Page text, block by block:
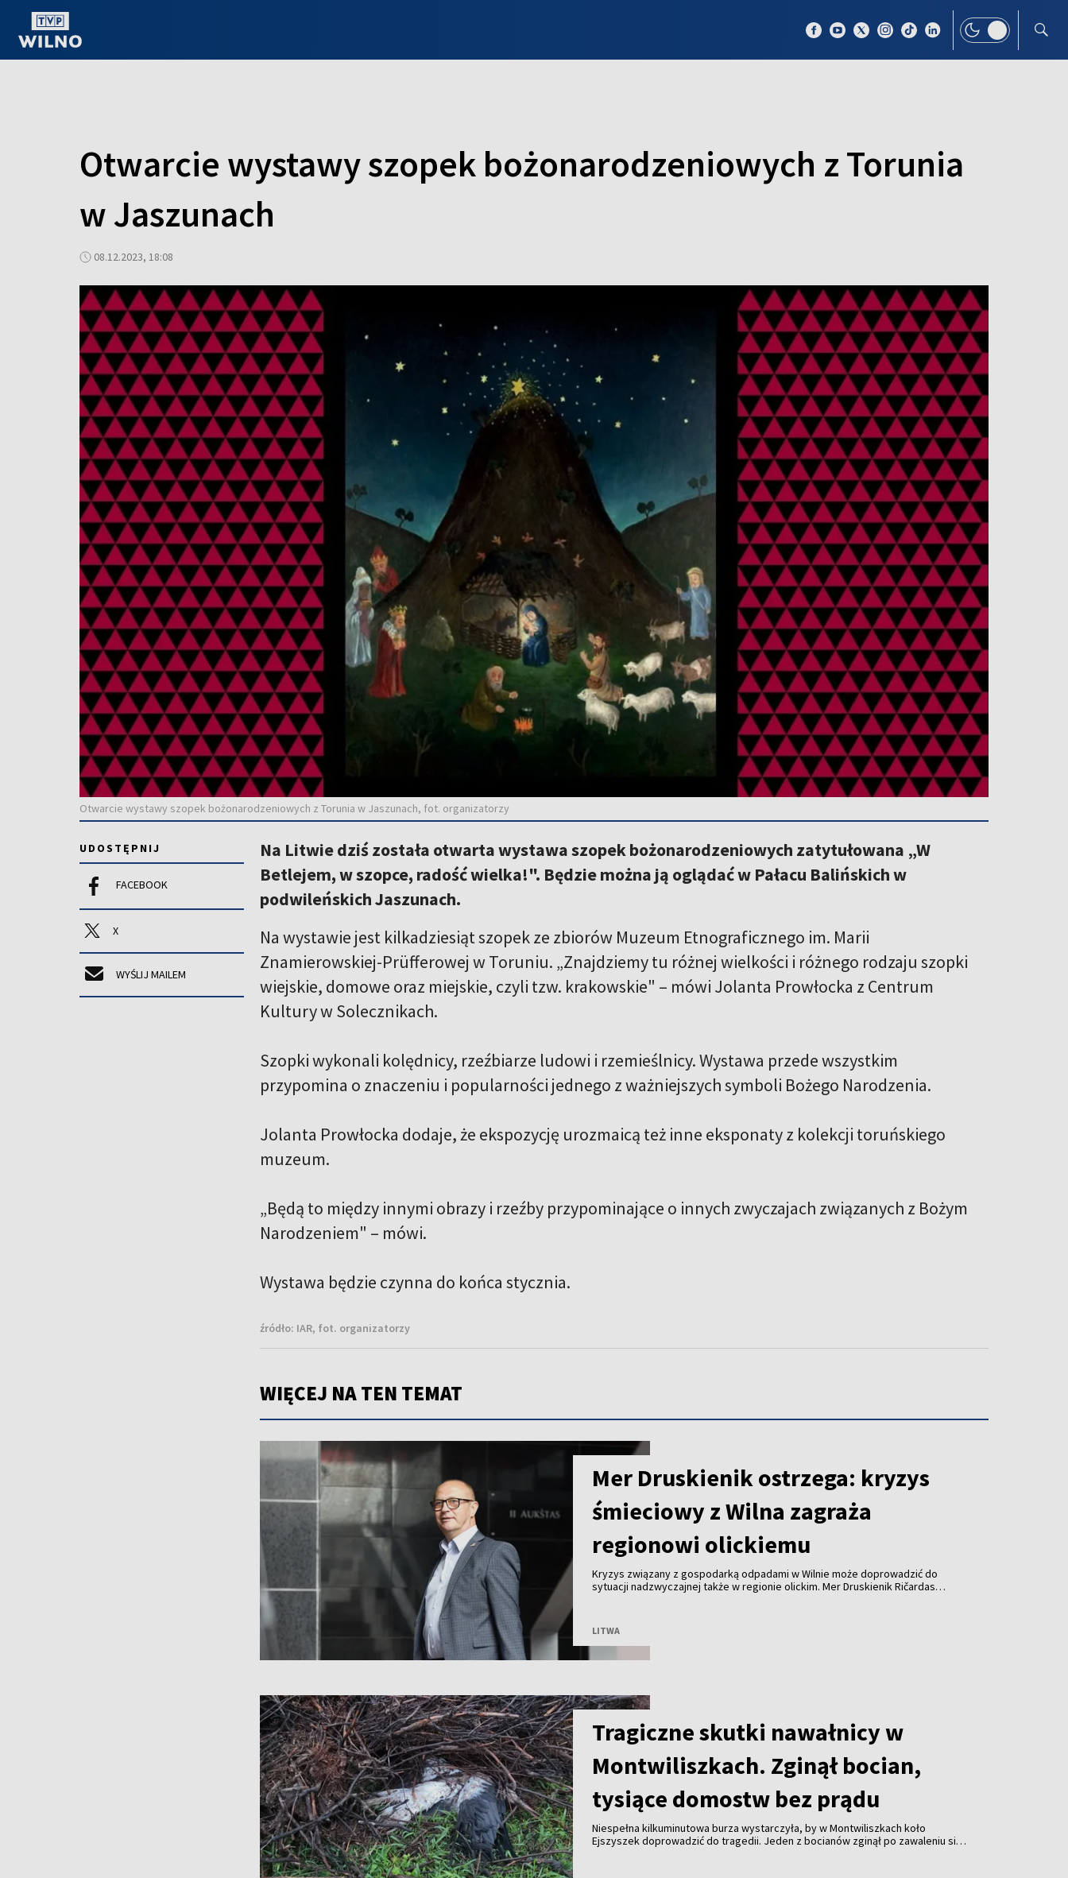
Otwarcie wystawy szopek bożonarodzeniowych z Torunia
w Jaszunach
08.12.2023, 18:08
Otwarcie wystawy szopek bożonarodzeniowych z Torunia w Jaszunach, fot. organizatorzy
UDOSTĘPNIJ
FACEBOOK
X
WYŚLIJ MAILEM
Na Litwie dziś została otwarta wystawa szopek bożonarodzeniowych zatytułowana „W
Betlejem, w szopce, radość wielka!". Będzie można ją oglądać w Pałacu Balińskich w
podwileńskich Jaszunach.
Na wystawie jest kilkadziesiąt szopek ze zbiorów Muzeum Etnograficznego im. Marii
Znamierowskiej-Prüfferowej w Toruniu. „Znajdziemy tu różnej wielkości i różnego rodzaju szopki
wiejskie, domowe oraz miejskie, czyli tzw. krakowskie" – mówi Jolanta Prowłocka z Centrum
Kultury w Solecznikach.
Szopki wykonali kolędnicy, rzeźbiarze ludowi i rzemieślnicy. Wystawa przede wszystkim
przypomina o znaczeniu i popularności jednego z ważniejszych symboli Bożego Narodzenia.
Jolanta Prowłocka dodaje, że ekspozycję urozmaicą też inne eksponaty z kolekcji toruńskiego
muzeum.
„Będą to między innymi obrazy i rzeźby przypominające o innych zwyczajach związanych z Bożym
Narodzeniem" – mówi.
Wystawa będzie czynna do końca stycznia.
źródło: IAR, fot. organizatorzy
WIĘCEJ NA TEN TEMAT
Mer Druskienik ostrzega: kryzys
śmieciowy z Wilna zagraża
regionowi olickiemu
Kryzys związany z gospodarką odpadami w Wilnie może doprowadzić do
sytuacji nadzwyczajnej także w regionie olickim. Mer Druskienik Ričardas
LITWA
Tragiczne skutki nawałnicy w
Montwiliszkach. Zginął bocian,
tysiące domostw bez prądu
Niespełna kilkuminutowa burza wystarczyła, by w Montwiliszkach koło
Ejszyszek doprowadzić do tragedii. Jeden z bocianów zginął po zawaleniu się